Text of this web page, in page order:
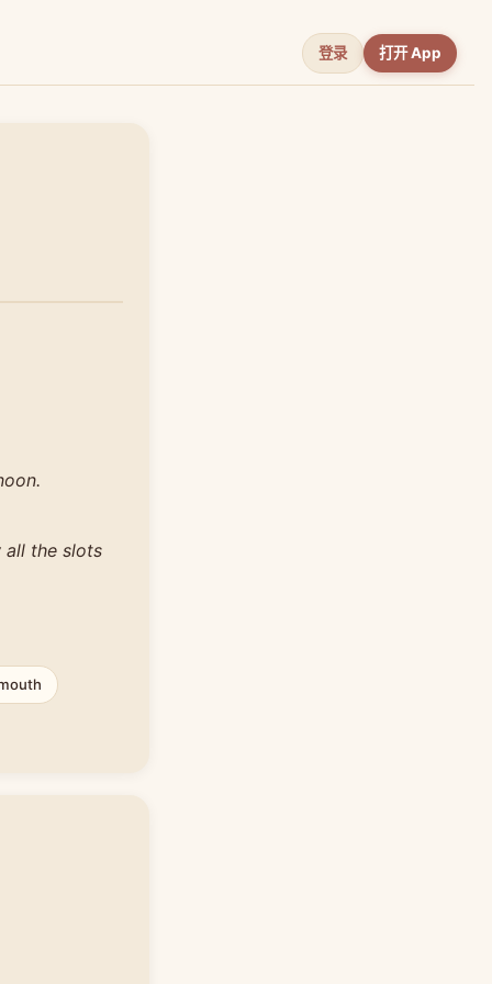
登录 打开 App
all the slots